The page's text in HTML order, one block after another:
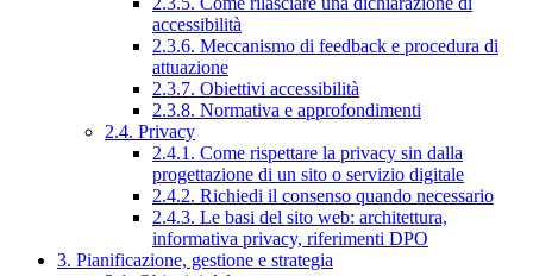
accessibilità
2.3.6. Meccanismo di feedback e procedura di
attuazione
2.3.7. Obiettivi accessibilità
2.3.8. Normativa e approfondimenti
2.4. Privacy
2.4.1. Come rispettare la privacy sin dalla
progettazione di un sito o servizio digitale
2.4.2. Richiedi il consenso quando necessario
2.4.3. Le basi del sito web: architettura,
informativa privacy, riferimenti DPO
3. Pianificazione, gestione e strategia